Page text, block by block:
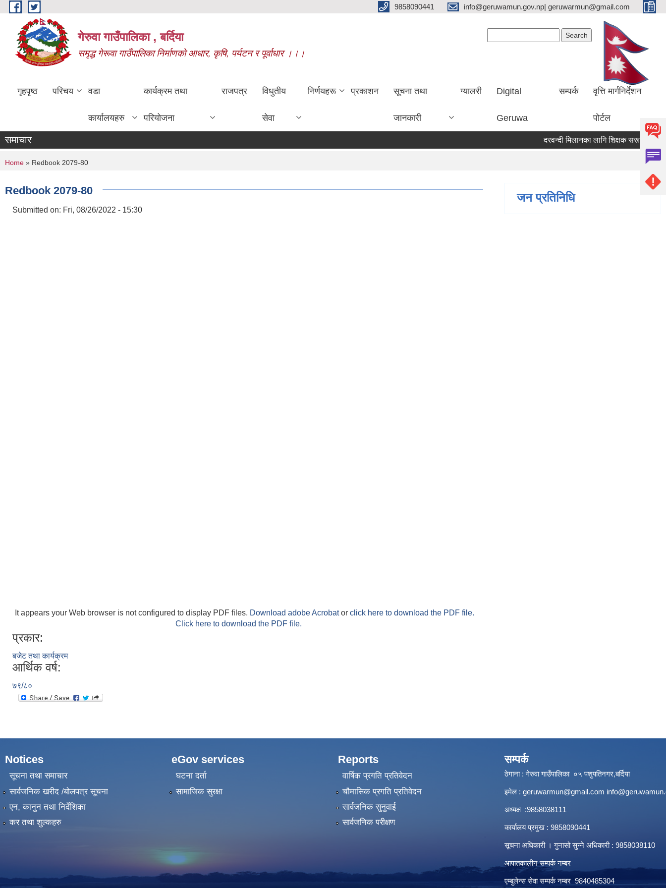
Skip to main content 9858090441 info@geruwamun.gov.np| geruwarmun@gmail.com
गेरुवा गाउँपालिका , बर्दिया
समृद्ध गेरूवा गाउँपालिका निर्माणको आधार, कृषि, पर्यटन र पूर्वाधार ।।।
गृहपृष्ठ परिचय वडा
कार्यालयहरु
कार्यक्रम तथा
परियोजना
राजपत्र विधुतीय
सेवा
निर्णयहरू प्रकाशन सूचना तथा
जानकारी
ग्यालरी Digital
Geruwa
सम्पर्क वृत्ति मार्गनिर्देशन
पोर्टल
समाचार दरवन्दी मिलानका लागि शिक्षक सरूवा सम्बन्धि
You are here
Home » Redbook 2079-80
Redbook 2079-80
Submitted on: Fri, 08/26/2022 - 15:30
It appears your Web browser is not configured to display PDF files. Download adobe Acrobator click here to download the PDF file.
Click here to download the PDF file.
प्रकार:
बजेट तथा कार्यक्रम
आर्थिक वर्ष:
७९/८०
जन प्रतिनिधि
Notices
सूचना तथा समाचार
सार्वजनिक खरीद /बोलपत्र सूचना
एन, कानुन तथा निर्देशिका
कर तथा शुल्कहरु
eGov services
घटना दर्ता
सामाजिक सुरक्षा
Reports
वार्षिक प्रगति प्रतिवेदन
चौमासिक प्रगति प्रतिवेदन
सार्वजनिक सुनुवाई
सार्वजनिक परीक्षण
सम्पर्क
ठेगाना : गेरुवा गाउँपालिका ०५ पशुपतिनगर,बर्दिया
इमेल : geruwarmun@gmail.com
अध्यक्ष :9858038111
कार्यालय प्रमुख : 9858090441
सूचना अधिकारी । गुनासो सुन्ने अधिकारी : 9858038110
आपातकालीन सम्पर्क नम्बर
एम्बुलेन्स सेवा सम्पर्क नम्बर 9840485304